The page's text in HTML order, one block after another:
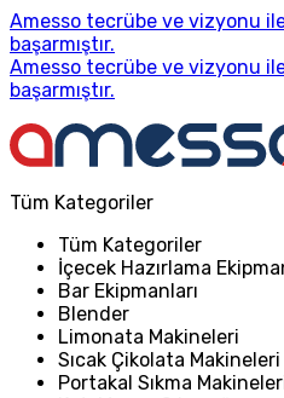
Amesso tecrübe ve vizyonu
başarmıştır.
Amesso tecrübe ve vizyonu
başarmıştır.
Tüm Kategoriler
Tüm Kategoriler
İçecek Hazırlama
Bar Ekipmanları
Blender
Limonata Makineleri
Sıcak Çikolata Makineleri
Portakal Sıkma